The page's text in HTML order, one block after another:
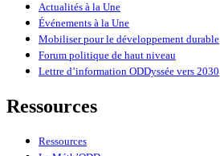
Actualités à la Une
Événements à la Une
Mobiliser pour le développement durable
Forum politique de haut niveau
Lettre d’information ODDyssée vers 2030
Ressources
Ressources